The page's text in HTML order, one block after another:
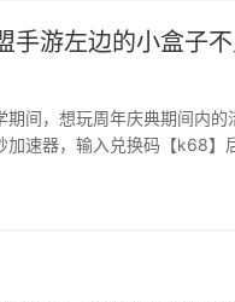
手游左边的小盒子
间，想玩周年庆典期间内的
速器，输入兑换码【k68】